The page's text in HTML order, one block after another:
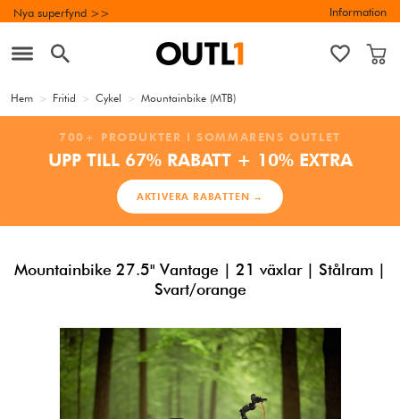
Nya superfynd >> Information
Hem > Fritid > Cykel > Mountainbike (MTB)
700+ PRODUKTER I SOMMARENS OUTLET
UPP TILL 67% RABATT + 10% EXTRA
AKTIVERA RABATTEN →
Mountainbike 27.5" Vantage | 21 växlar | Stålram |
Svart/orange